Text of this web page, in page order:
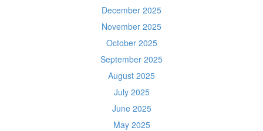
December 2025
November 2025
October 2025
September 2025
August 2025
July 2025
June 2025
May 2025